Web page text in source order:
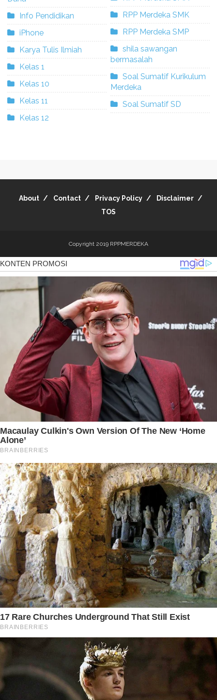
Info Pendidikan
iPhone
Karya Tulis Ilmiah
Kelas 1
Kelas 10
Kelas 11
Kelas 12
RPP Merdeka SMK
RPP Merdeka SMP
shila sawangan
bermasalah
Soal Sumatif Kurikulum
Merdeka
Soal Sumatif SD
About Contact Privacy Policy
Disclaimer
TOS
Copyright 2019 RPPMERDEKA